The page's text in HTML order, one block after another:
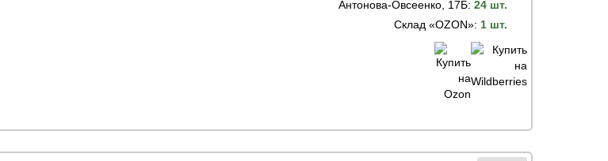
Антонова-Овсеенко, 17Б: 24 шт.
Склад «OZON»: 1 шт.